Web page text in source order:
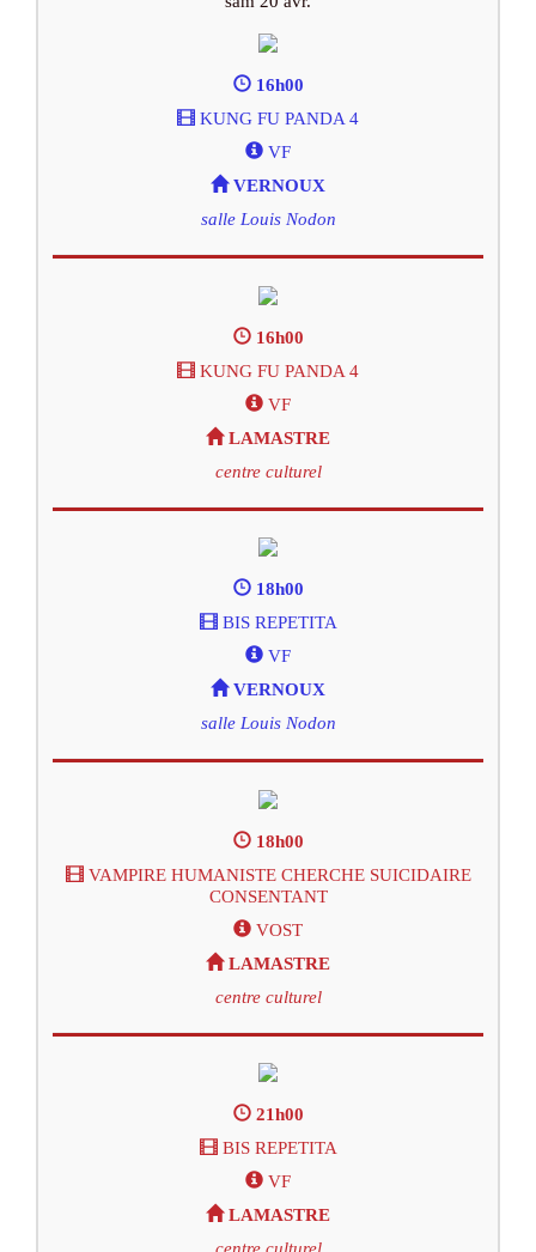
16h00
KUNG FU PANDA 4
VF
VERNOUX
salle Louis Nodon
16h00
KUNG FU PANDA 4
VF
LAMASTRE
centre culturel
18h00
BIS REPETITA
VF
VERNOUX
salle Louis Nodon
18h00
VAMPIRE HUMANISTE CHERCHE SUICIDAIRE
CONSENTANT
VOST
LAMASTRE
centre culturel
21h00
BIS REPETITA
VF
LAMASTRE